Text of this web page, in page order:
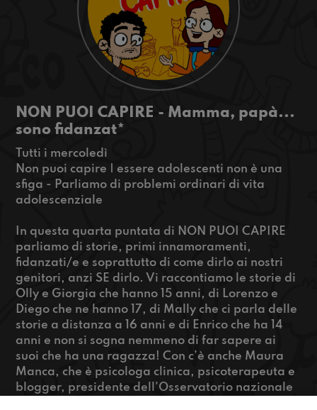
NON PUOI CAPIRE - Mamma, papà...
sono fidanzat*
Tutti i mercoledì
Non puoi capire | essere adolescenti non è una
sfiga - Parliamo di problemi ordinari di vita
adolescenziale
In questa quarta puntata di NON PUOI CAPIRE
parliamo di storie, primi innamoramenti,
fidanzati/e e soprattutto di come dirlo ai nostri
genitori, anzi SE dirlo. Vi raccontiamo le storie di
Olly e Giorgia che hanno 15 anni, di Lorenzo e
Diego che ne hanno 17, di Mally che ci parla delle
storie a distanza a 16 anni e di Enrico che ha 14
anni e non si sogna nemmeno di far sapere ai
suoi che ha una ragazza! Con c’è anche Maura
Manca, che è psicologa clinica, psicoterapeuta e
blogger, presidente dell'Osservatorio nazionale